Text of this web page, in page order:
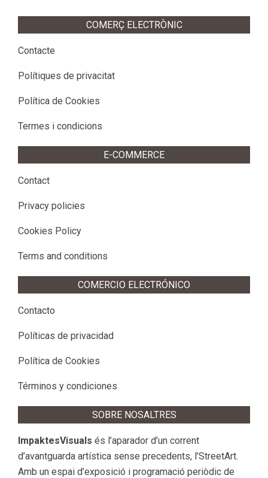
COMERÇ ELECTRÒNIC
Contacte
Polítiques de privacitat
Política de Cookies
Termes i condicions
E-COMMERCE
Contact
Privacy policies
Cookies Policy
Terms and conditions
COMERCIO ELECTRÓNICO
Contacto
Políticas de privacidad
Política de Cookies
Términos y condiciones
SOBRE NOSALTRES
ImpaktesVisuals és l’aparador d’un corrent
d’avantguarda artística sense precedents, l’StreetArt.
Amb un espai d’exposició i programació periòdic de